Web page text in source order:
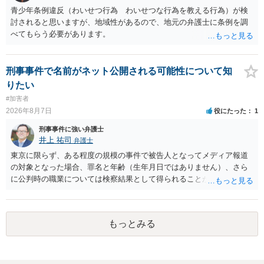
青少年条例違反（わいせつ行為 わいせつな行為を教える行為）が検
討されると思いますが、地域性があるので、地元の弁護士に条例を調
べてもらう必要があります。
刑事事件で名前がネット公開される可能性について知
りたい
#加害者
2026年8月7日 役にたった 1
刑事事件に強い弁護士
井上 祐司 弁護士
東京に限らず、ある程度の規模の事件で被告人となってメディア報道
の対象となった場合、罪名と年齢（生年月日ではありません）、さら
に公判時の職業については検察結果として得られることが通常です。
もっとみる